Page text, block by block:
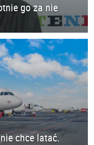
go za nie
chce latać.